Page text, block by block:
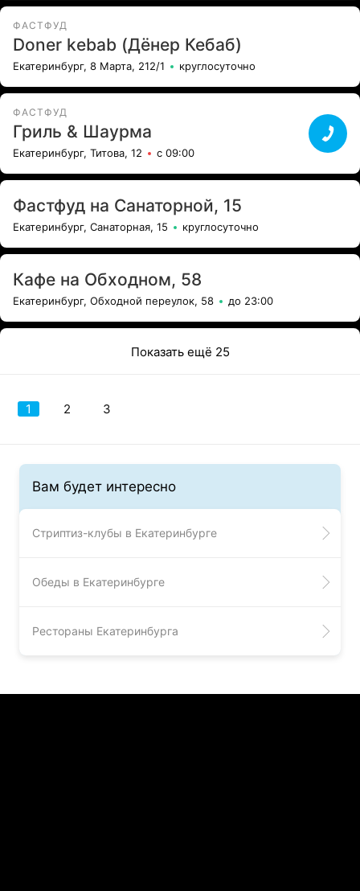
ФАСТФУД
Doner kebab (Дёнер Кебаб)
Екатеринбург, 8 Марта, 212/1 круглосуточно
ФАСТФУД
Гриль & Шаурма
Екатеринбург, Титова, 12 с 09:00
Фастфуд на Санаторной, 15
Екатеринбург, Санаторная, 15 круглосуточно
Кафе на Обходном, 58
Екатеринбург, Обходной переулок, 58 до 23:00
Показать ещё 25
1 2 3
Вам будет интересно
Стриптиз-клубы в Екатеринбурге
Обеды в Екатеринбурге
Рестораны Екатеринбурга